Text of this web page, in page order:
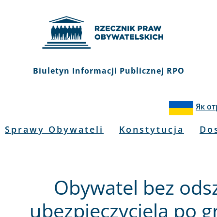
Biuletyn Informacji Publicznej RPO
Як
Sprawy Obywateli Konstytucja
Obywatel bez
ubezpieczyciela po